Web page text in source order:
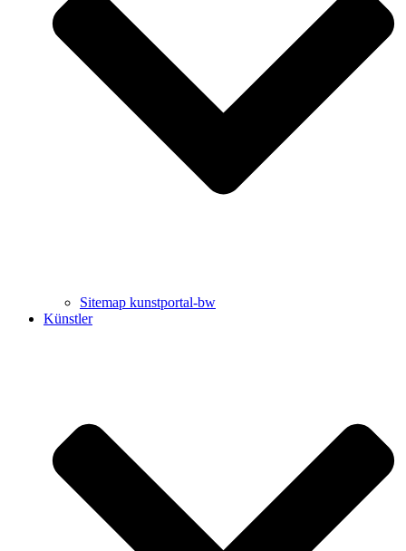
Uli Rothfuss
Harald Schwiers
Buchbesprechungen von Harald Schwiers
Sitemap kunstportal-bw
Künstler